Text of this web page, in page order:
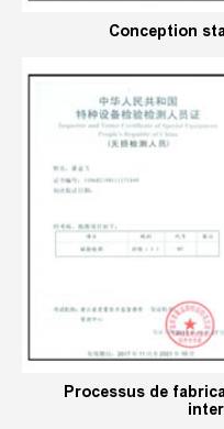
Conception
Processus de